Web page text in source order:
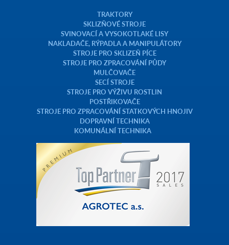
TRAKTORY
SKLIZŇOVÉ STROJE
SVINOVACÍ A VYSOKOTLAKÉ LISY
NAKLADAČE, RÝPADLA A MANIPULÁTORY
STROJE PRO SKLIZEŇ PÍCE
STROJE PRO ZPRACOVÁNÍ PŮDY
MULČOVAČE
SECÍ STROJE
STROJE PRO VÝŽIVU ROSTLIN
POSTŘIKOVAČE
STROJE PRO ZPRACOVÁNÍ STATKOVÝCH HNOJIV
DOPRAVNÍ TECHNIKA
KOMUNÁLNÍ TECHNIKA